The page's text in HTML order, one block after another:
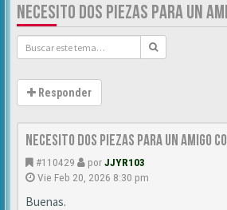
NECESITO DOS PIEZAS PARA UN
Responder
Necesito dos piezas para un amigo
#110429 porJJYR103
Vie Feb 20, 2026 8:30 pm
Buenas.